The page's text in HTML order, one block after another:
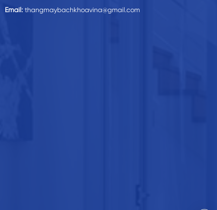
Email:thangmaybachkhoavina@gmail.com